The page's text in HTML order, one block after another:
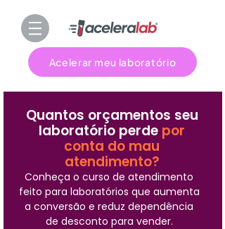
Acelerar meu laboratório
Quantos orçamentos seu
laboratório perde por
conta do mau
atendimento?
Conheça o curso de atendimento
feito para laboratórios que aumenta
a conversão e reduz dependência
de desconto para vender.